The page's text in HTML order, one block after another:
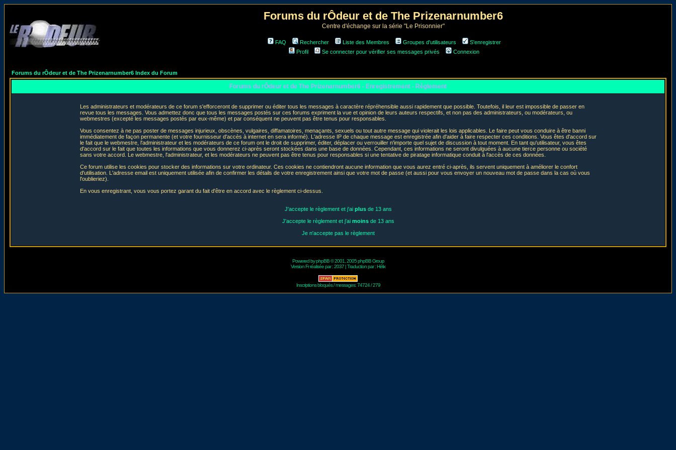
Forums du rÔdeur et de The Prizenarnumber6
Centre d'échange sur la série "Le Prisonnier"
FAQ Rechercher Liste des Membres Groupes d'utilisateurs
S'enregistrer
Profil
Se connecter pour vérifier ses messages privés Connexion
Forums du rÔdeur et de The Prizenarnumber6 Index du Forum
Forums du rÔdeur et de The Prizenarnumber6 - Enregistrement - Règlement
Les administrateurs et modérateurs de ce forum s'efforceront de supprimer ou éditer tous les messages à caractère répréhensible aussi rapidement que possible. Toutefois, il leur est impossible de passer en
revue tous les messages. Vous admettez donc que tous les messages postés sur ces forums expriment la vue et opinion de leurs auteurs respectifs, et non pas des administrateurs, ou modérateurs, ou
webmestres (excepté les messages postés par eux-même) et par conséquent ne peuvent pas être tenus pour responsables.
Vous consentez à ne pas poster de messages injurieux, obscènes, vulgaires, diffamatoires, menaçants, sexuels ou tout autre message qui violerait les lois applicables. Le faire peut vous conduire à être banni
immédiatement de façon permanente (et votre fournisseur d'accès à internet en sera informé). L'adresse IP de chaque message est enregistrée afin d'aider à faire respecter ces conditions. Vous êtes d'accord sur
le fait que le webmestre, l'administrateur et les modérateurs de ce forum ont le droit de supprimer, éditer, déplacer ou verrouiller n'importe quel sujet de discussion à tout moment. En tant qu'utilisateur, vous êtes
d'accord sur le fait que toutes les informations que vous donnerez ci-après seront stockées dans une base de données. Cependant, ces informations ne seront divulguées à aucune tierce personne ou société
sans votre accord. Le webmestre, l'administrateur, et les modérateurs ne peuvent pas être tenus pour responsables si une tentative de piratage informatique conduit à l'accès de ces données.
Ce forum utilise les cookies pour stocker des informations sur votre ordinateur. Ces cookies ne contiendront aucune information que vous aurez entré ci-après, ils servent uniquement à améliorer le confort
d'utilisation. L'adresse email est uniquement utilisée afin de confirmer les détails de votre enregistrement ainsi que votre mot de passe (et aussi pour vous envoyer un nouveau mot de passe dans la cas où vous
l'oublieriez).
En vous enregistrant, vous vous portez garant du fait d'être en accord avec le règlement ci-dessus.
J'accepte le règlement et j'ai plusde 13 ans
J'accepte le règlement et j'ai moinsde 13 ans
Je n'accepte pas le règlement
Powered byphpBB© 2001, 2005 phpBB Group
Version Fr réalisée par :2037 | Traduction par :Hélix
Inscriptions bloqués / messages: 74724 / 279